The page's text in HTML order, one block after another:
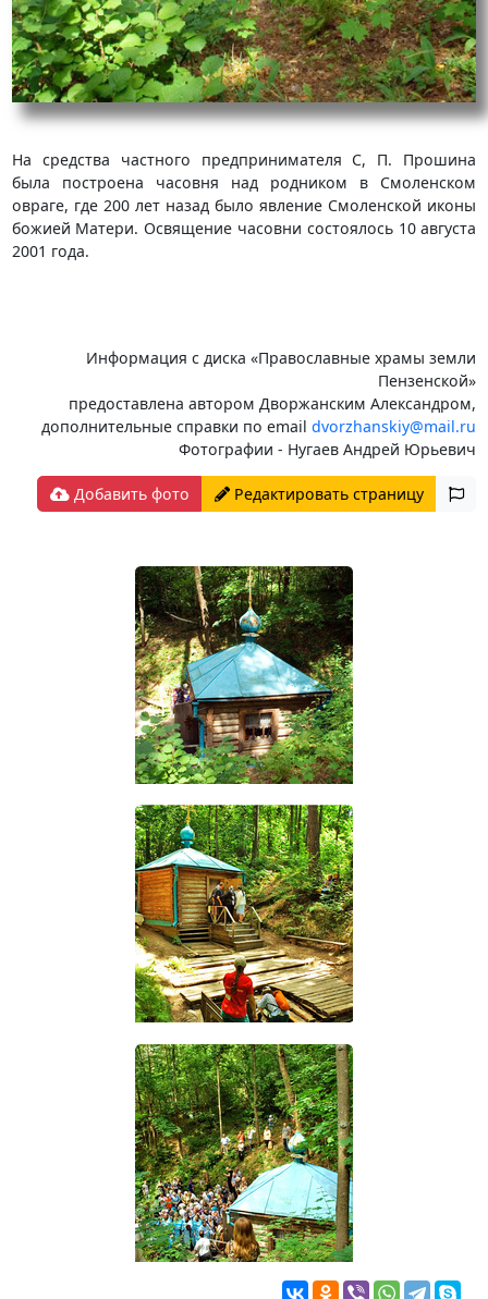
На средства частного предпринимателя С, П. Прошина
была построена часовня над родником в Смоленском
овраге, где 200 лет назад было явление Смоленской иконы
божией Матери. Освящение часовни состоялось 10 августа
2001 года.
Информация с диска «Православные храмы земли
Пензенской»
предоставлена автором Дворжанским Александром,
дополнительные справки по emaildvorzhanskiy@mail.ru
Фотографии - Нугаев Андрей Юрьевич
Добавить фото Редактировать страницу